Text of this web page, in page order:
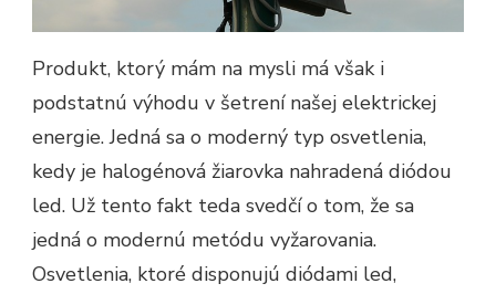
Produkt, ktorý mám na mysli má však i
podstatnú výhodu v šetrení našej elektrickej
energie. Jedná sa o moderný typ osvetlenia,
kedy je halogénová žiarovka nahradená diódou
led. Už tento fakt teda svedčí o tom, že sa
jedná o modernú metódu vyžarovania.
Osvetlenia, ktoré disponujú diódami led,